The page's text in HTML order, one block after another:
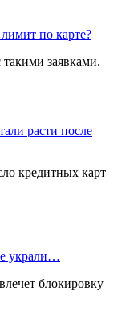
по карте?
заявками.
расти после
кредитных карт
украли…
блокировку